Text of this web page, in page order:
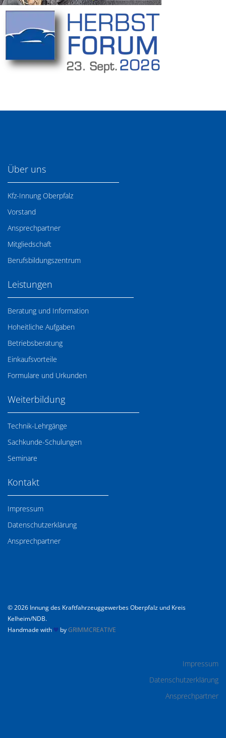
Über uns
Kfz-Innung Oberpfalz
Vorstand
Ansprechpartner
Mitgliedschaft
Berufsbildungszentrum
Leistungen
Beratung und Information
Hoheitliche Aufgaben
Betriebsberatung
Einkaufsvorteile
Formulare und Urkunden
Weiterbildung
Technik-Lehrgänge
Sachkunde-Schulungen
Seminare
Kontakt
Impressum
Datenschutzerklärung
Ansprechpartner
© 2026 Innung des Kraftfahrzeuggewerbes Oberpfalz und Kreis
Kelheim/NDB.
Handmade with
byGRIMMCREATIVE
Impressum
Datenschutzerklärung
Ansprechpartner